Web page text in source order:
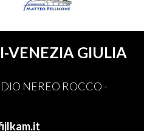
VENEZIA GIULIA
NEREO ROCCO -